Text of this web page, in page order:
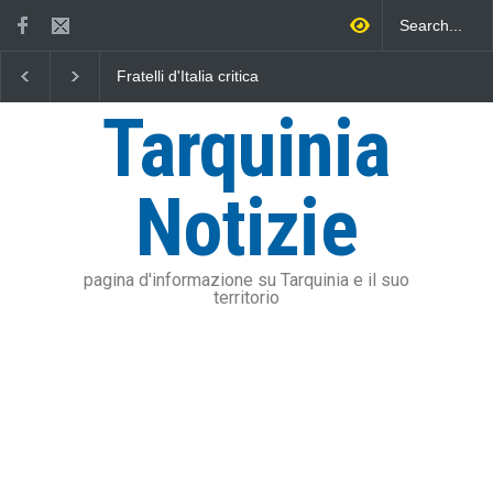
Fratelli d'Italia critica
dell'addizionale IRPEF: "una
stangata per i cittadini"
Viterbo uniti nella difesa del
mare
Tarquinia
Notizie
pagina d'informazione su Tarquinia e il suo
territorio